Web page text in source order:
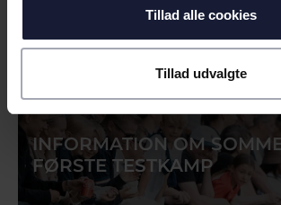
Tillad alle cookies
Tillad udvalgte
30.06.2026
INFORMATION OM
FØRSTE TESTKAMP